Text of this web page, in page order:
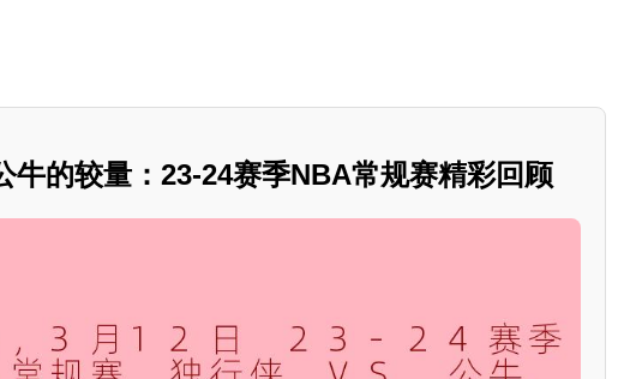
牛的较量：23-24赛季NBA常规赛精彩回顾